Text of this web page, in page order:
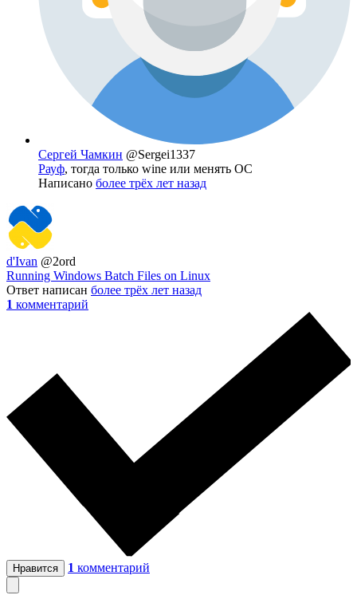
Сергей Чамкин @Sergei1337
Рауф, тогда только wine или менять ОС
Написано более трёх лет назад
d'Ivan @2ord
Running Windows Batch Files on Linux
Ответ написан более трёх лет назад
1 комментарий
Нравится 1 комментарий